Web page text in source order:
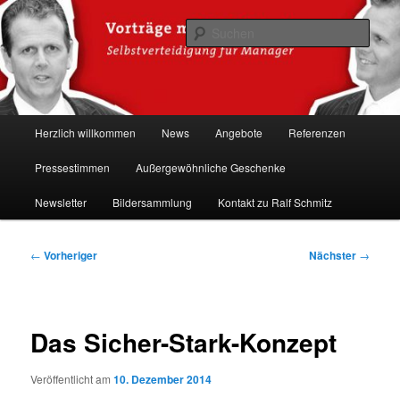
Zum
primären
Inhalt
springenRalf Schmitz: Experte für
Hackervorträge & Live-Hacking
Shows
Hacker-Vorträge, Tauchen Sie ein in die Welt der Cybersicherheit mit Ralf
Schmitz. Erleben Sie Live-Hacking, gewinnen Sie wertvolle Einblicke &
schützen Sie sich effektiv.
Herzlich willkommen News Angebote Referenzen
Pressestimmen Außergewöhnliche Geschenke
Newsletter Bildersammlung Kontakt zu Ralf Schmitz
Beitragsnavigation
← Vorheriger Nächster →
Das Sicher-Stark-Konzept
Veröffentlicht am10. Dezember 2014